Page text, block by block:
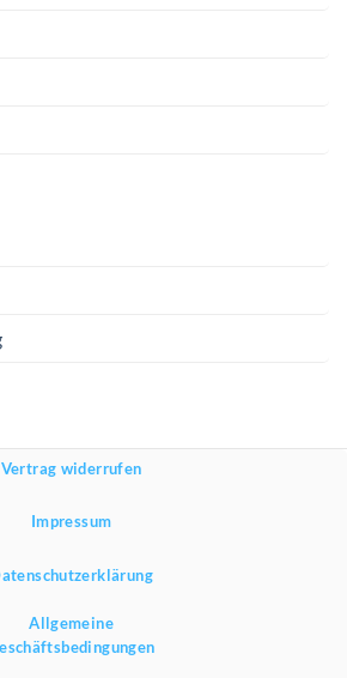
Vertrag widerrufen
Impressum
Allgemeine